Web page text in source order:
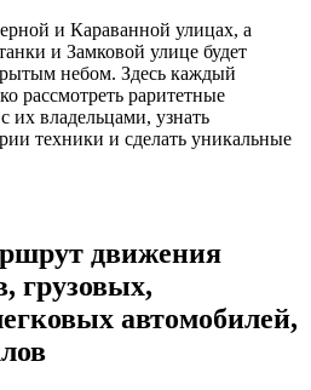
и Караванной улицах, а
и Замковой улице будет
небом. Здесь каждый
рассмотреть раритетные
владельцами, узнать
техники и сделать уникальные
движения
грузовых,
автомобилей,